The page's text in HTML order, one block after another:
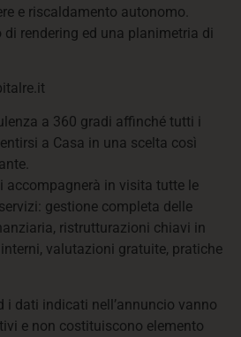
e riscaldamento autonomo.
rendering ed una planimetria di
a 360 gradi affinché tutti i
a Casa in una scelta così
accompagnerà in visita tutte le
gestione completa delle
ristrutturazioni chiavi in
valutazioni gratuite, pratiche
i dati indicati nell’annuncio vanno
e non costituiscono elemento